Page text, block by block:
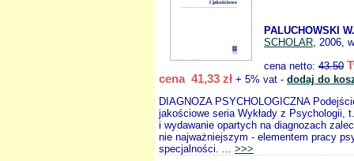
PALUCHOWSKI
SCHOLAR, 2006,
cena netto: 43.50
cena 41,33 zł + 5% vat - dodaj do
DIAGNOZA PSYCHOLOGICZNA
jakościowe seria Wykłady z Psychologii,
i wydawanie opartych na diagnozach
nie najważniejszym - elementem pracy
specjalności. ... >>>